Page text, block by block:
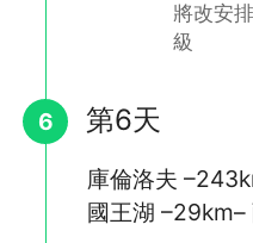
將改安
級
6 第6天
庫倫洛夫
國王湖